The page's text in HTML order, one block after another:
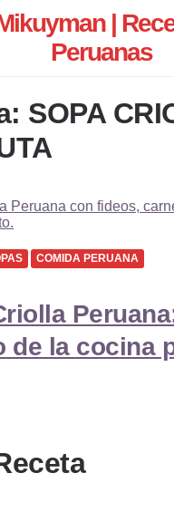
|
Peruanas
SOPA
COMIDA PERUANA
de la cocina